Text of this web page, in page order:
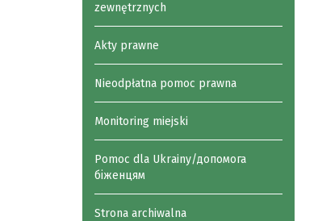
zewnętrznych
Akty prawne
Nieodpłatna pomoc prawna
Monitoring miejski
Pomoc dla Ukrainy/допомога
біженцям
Strona archiwalna